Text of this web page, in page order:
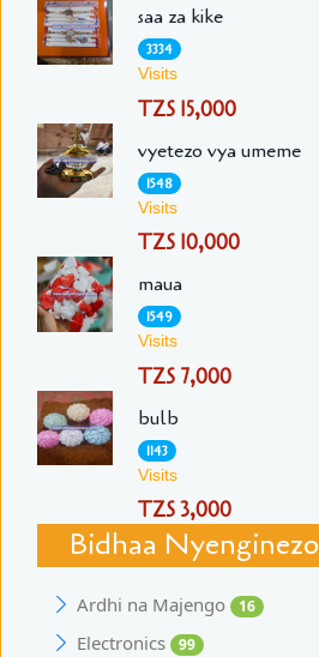
saa za kike
3334
Visits
TZS 15,000
vyetezo vya umeme
1548
Visits
TZS 10,000
maua
1549
Visits
TZS 7,000
bulb
1143
Visits
TZS 3,000
Bidhaa Nyenginezo
Ardhi na Majengo 16
Electronics 99